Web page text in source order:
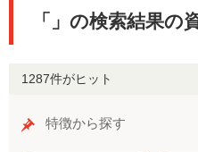
「」の検索結果の
1287件がヒット
特徴から探す